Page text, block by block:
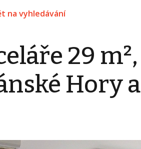
na vyhledávání
29 m²,
Hory a